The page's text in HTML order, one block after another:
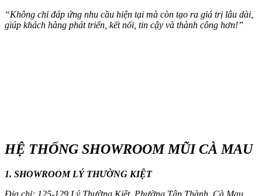
“Không chỉ đáp ứng nhu cầu hiện tại mà còn tạo ra giá trị lâu dài,
giúp khách hàng phát triển, kết nối, tin cậy và thành công hơn!”
HỆ THỐNG SHOWROOM MŨI CÀ MAU
1. SHOWROOM LÝ THƯỜNG KIỆT